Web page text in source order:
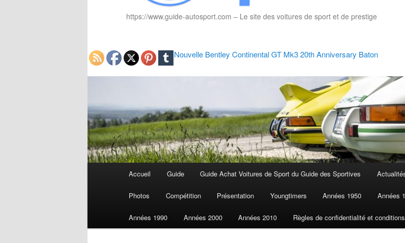
https://www.guide-autosport.com – Le site des voitures de sport et de prestige
Nouvelle Bentley Continental GT Mk3 20th Anniversary Baton
Aller
au
Aller
au
Accueil Guide Guide Achat Voitures de Sport du Guide des Sportives
Photos Compétition Présentation Youngtimers Années 1950 Années
Années 1990 Années 2000 Années 2010 Règles de confidentialité et